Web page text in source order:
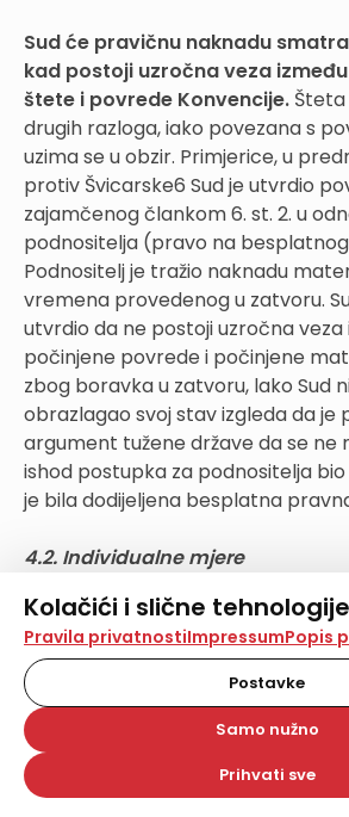
Kolačići i slične tehnologije
Na našoj web stranici koristimo
tehnologije za pohranu, čitanje i
vašem uređaju. Time poboljšavamo
analiziramo promet na stranici te
oglase koji vas zanimaju. Korisnički
na više web stranica i uređaja u tu
također koriste ove tehnologije.
Odabirom opcije „Samo nužno“
Pravila privatnostiImpressumPopis
Postavke
Samo nužno
Prihvati sve
Sud će pravičnu naknadu
kad postoji uzročna veza
štete i povrede Konvencije. Šteta
drugih razloga, iako povezana s
uzima se u obzir. Primjerice, u
protiv Švicarske6 Sud je utvrdio
zajamčenog člankom 6. st. 2. u
podnositelja (pravo na
Podnositelj je tražio naknadu
vremena provedenog u zatvoru.
utvrdio da ne postoji uzročna veza
počinjene povrede i počinjene
zbog boravka u zatvoru, lako Sud
obrazlagao svoj stav izgleda da je
argument tužene države da se ne
ishod postupka za podnositelja
je bila dodijeljena besplatna
4.2. Individualne mjere
Potreba da se, osim isplate
štete, poduzmu i određene druge
razini ocjenju se u Odboru
ako proglašena povreda
negativne učinke za podnositelja
moguće otkloniti naknadom